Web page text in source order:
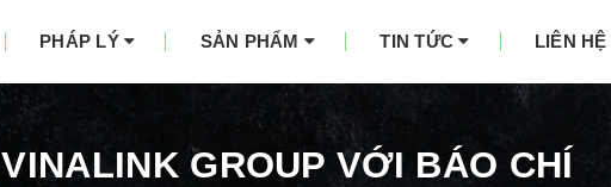
PHÁP LÝ SẢN PHẨM TIN TỨC LIÊN HỆ
VINALINK GROUP VỚI BÁO CHÍ